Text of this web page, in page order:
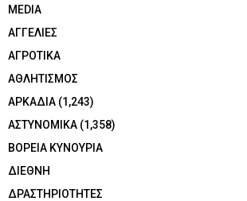
MEDIA
ΑΓΓΕΛΙΕΣ
ΑΓΡΟΤΙΚΑ
ΑΘΛΗΤΙΣΜΟΣ
ΑΡΚΑΔΙΑ (1,243)
ΑΣΤΥΝΟΜΙΚΑ (1,358)
ΒΟΡΕΙΑ ΚΥΝΟΥΡΙΑ
ΔΙΕΘΝΗ
ΔΡΑΣΤΗΡΙΟΤΗΤΕΣ